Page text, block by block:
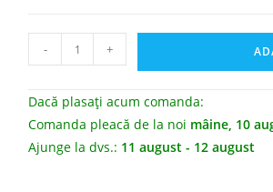
- +
Dacă plasați acum comanda:
Comanda pleacă de la noi mâine, 10
Ajunge la dvs.: 11 august - 12 august